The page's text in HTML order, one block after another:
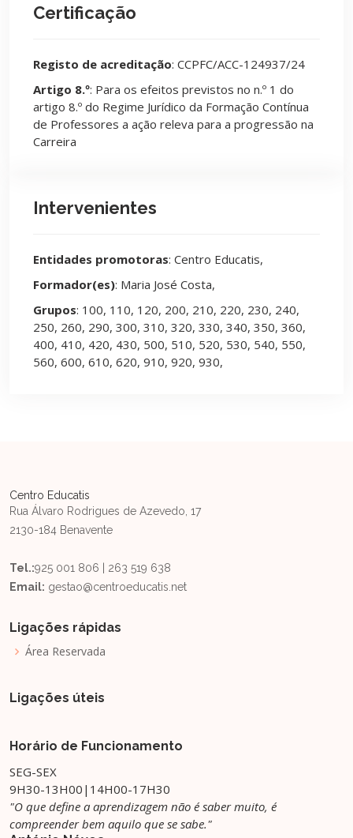
Certificação
Registo de acreditação: CCPFC/ACC-124937/24
Artigo 8.º: Para os efeitos previstos no n.º 1 do
artigo 8.º do Regime Jurídico da Formação Contínua
de Professores a ação releva para a progressão na
Carreira
Intervenientes
Entidades promotoras: Centro Educatis,
Formador(es): Maria José Costa,
Grupos: 100, 110, 120, 200, 210, 220, 230, 240,
250, 260, 290, 300, 310, 320, 330, 340, 350, 360,
400, 410, 420, 430, 500, 510, 520, 530, 540, 550,
560, 600, 610, 620, 910, 920, 930,
Centro Educatis
Rua Álvaro Rodrigues de Azevedo, 17
2130-184 Benavente
Tel.:925 001 806 | 263 519 638
Email: gestao@centroeducatis.net
Ligações rápidas
Área Reservada
Ligações úteis
Horário de Funcionamento
SEG-SEX
9H30-13H00|14H00-17H30
"O que define a aprendizagem não é saber muito, é
compreender bem aquilo que se sabe."